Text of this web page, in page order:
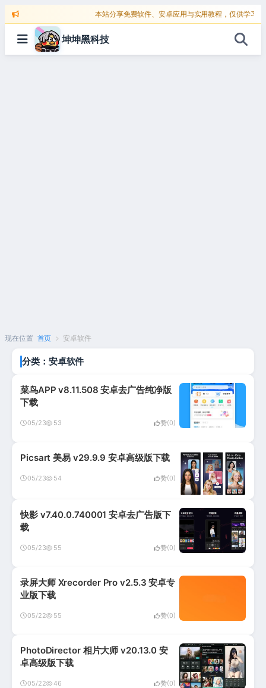
跳
本站分享免费软件、安卓应用与实用教程，仅供学习交
坤坤黑科技
现在位置 首页 安卓软件
分类： 安卓软件
菜鸟APP v8.11.508 安卓去广告纯净版
下载
05/23 53 赞(0)
Picsart 美易 v29.9.9 安卓高级版下载
05/23 54 赞(0)
快影 v7.40.0.740001 安卓去广告版下
载
05/23 55 赞(0)
录屏大师 Xrecorder Pro v2.5.3 安卓专
业版下载
05/22 55 赞(0)
PhotoDirector 相片大师 v20.13.0 安
卓高级版下载
05/22 46 赞(0)